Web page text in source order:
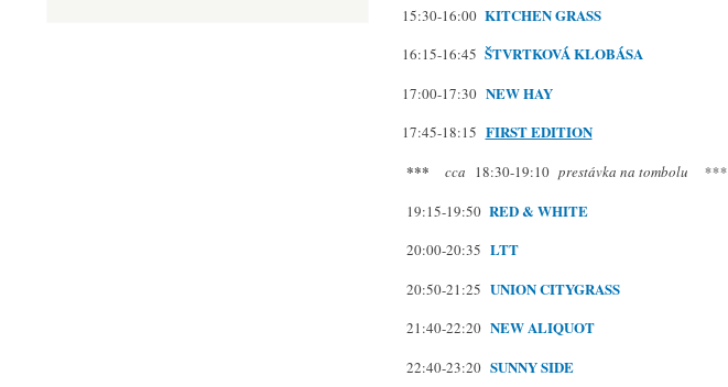
15:30-16:00 KITCHEN GRASS
16:15-16:45 ŠTVRTKOVÁ KLOBÁSA
17:00-17:30 NEW HAY
17:45-18:15 FIRST EDITION
*** cca 18:30-19:10 prestávka na tombolu ***
19:15-19:50 RED & WHITE
20:00-20:35 LTT
20:50-21:25 UNION CITYGRASS
21:40-22:20 NEW ALIQUOT
22:40-23:20 SUNNY SIDE